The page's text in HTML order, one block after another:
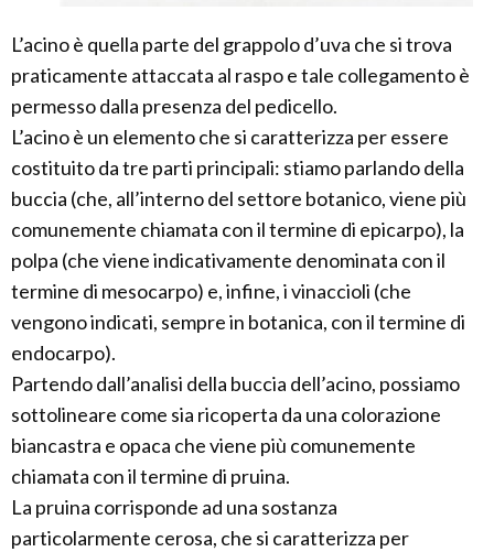
L’acino è quella parte del grappolo d’uva che si trova
praticamente attaccata al raspo e tale collegamento è
permesso dalla presenza del pedicello.
L’acino è un elemento che si caratterizza per essere
costituito da tre parti principali: stiamo parlando della
buccia (che, all’interno del settore botanico, viene più
comunemente chiamata con il termine di epicarpo), la
polpa (che viene indicativamente denominata con il
termine di mesocarpo) e, infine, i vinaccioli (che
vengono indicati, sempre in botanica, con il termine di
endocarpo).
Partendo dall’analisi della buccia dell’acino, possiamo
sottolineare come sia ricoperta da una colorazione
biancastra e opaca che viene più comunemente
chiamata con il termine di pruina.
La pruina corrisponde ad una sostanza
particolarmente cerosa, che si caratterizza per